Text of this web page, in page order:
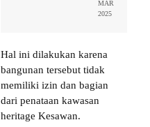
MAR
2025
Hal ini dilakukan karena
bangunan tersebut tidak
memiliki izin dan bagian
dari penataan kawasan
heritage Kesawan.